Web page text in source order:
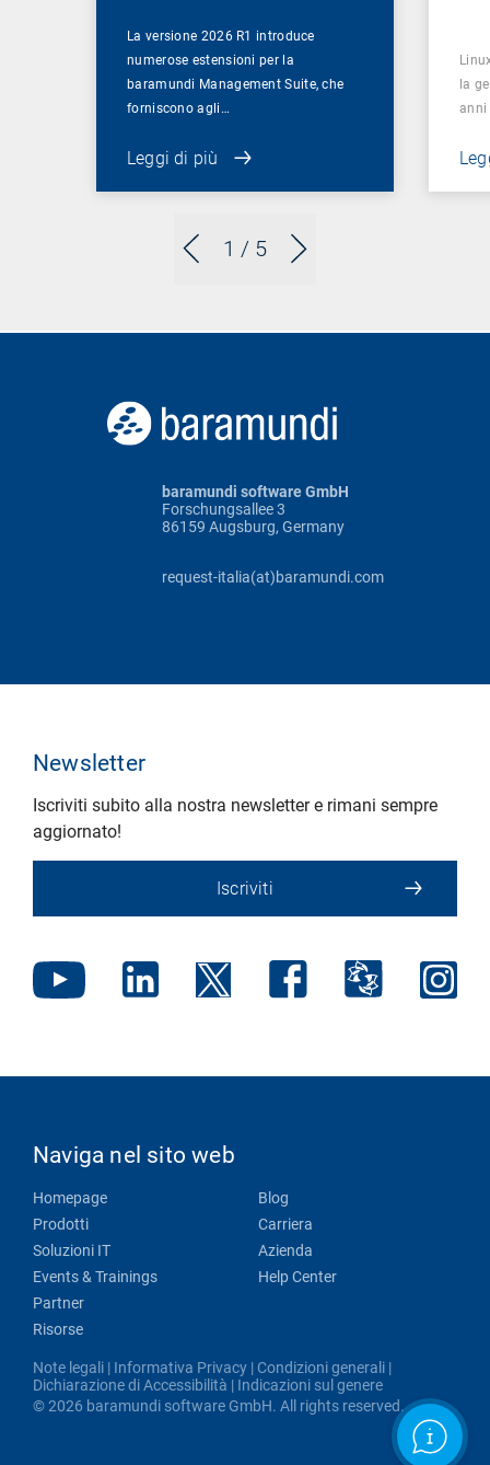
1 / 5
La versione 2026 R1 introduce
numerose estensioni per la
baramundi Management Suite, che
forniscono agli…
Leggi di più
la
anni
baramundi software GmbH
Forschungsallee 3
86159 Augsburg, Germany
request-italia(at)baramundi.com
Newsletter
Iscriviti subito alla nostra newsletter e rimani sempre
aggiornato!
Iscriviti
Naviga nel sito web
Homepage
Prodotti
Soluzioni IT
Events & Trainings
Partner
Risorse
Blog
Carriera
Azienda
Help Center
Note legali | Informativa Privacy | Condizioni generali |
Dichiarazione di Accessibilità | Indicazioni sul genere
© 2026 baramundi software GmbH. All rights reserved.